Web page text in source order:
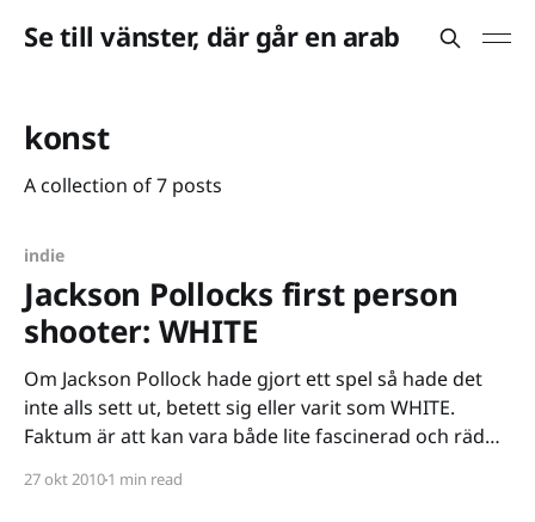
Se till vänster, där går en arab
konst
A collection of 7 posts
indie
Jackson Pollocks first person
shooter: WHITE
Om Jackson Pollock hade gjort ett spel så hade det
inte alls sett ut, betett sig eller varit som WHITE.
Faktum är att kan vara både lite fascinerad och rädd
händer i spelform. WHITE är dock ett spel som
27 okt 20101 min read